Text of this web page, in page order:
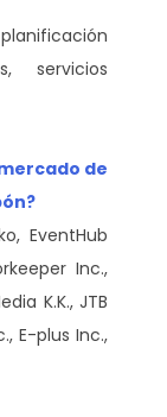
servicios
de
EventHub
Inc.,
K.K., JTB
E-plus Inc.,